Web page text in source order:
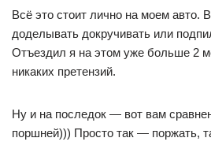
Всё это стоит лично на моем авто.
доделывать докручивать или
Отъездил я на этом уже больше 2
никаких претензий.
Ну и на последок — вот вам
поршней))) Просто так — поржать,